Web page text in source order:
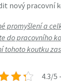
nový pracovní
promyšlení a
do pracovního
tohoto koutku
4.3/5